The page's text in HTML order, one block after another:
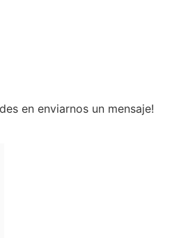
en enviarnos un mensaje!